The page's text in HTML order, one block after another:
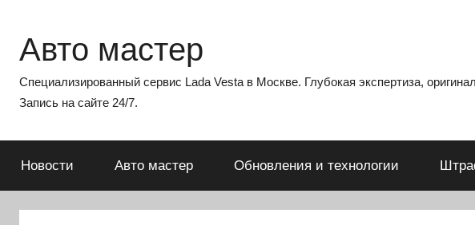
содержимому
Авто мастер
Специализированный сервис Lada Vesta в Москве. Глубокая экспертиза,
Запись на сайте 24/7.
Новости Авто мастер Обновления и технологии